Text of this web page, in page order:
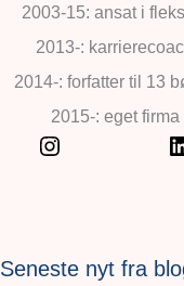
2003-15: ansat i
2013-:
2014-: forfatter til 13
2015-: eget firma
Seneste nyt fra